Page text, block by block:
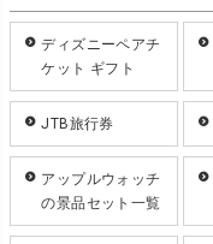
ディズニーペアチ
ケット ギフト
JTB旅行券
アップルウォッチ
の景品セット一覧